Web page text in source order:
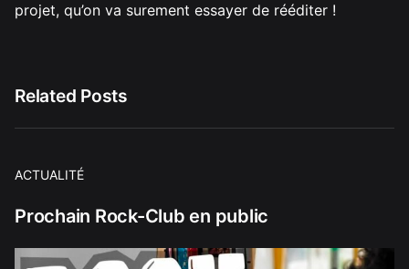
projet, qu’on va surement essayer de rééditer !
Related Posts
ACTUALITÉ
Prochain Rock-Club en public